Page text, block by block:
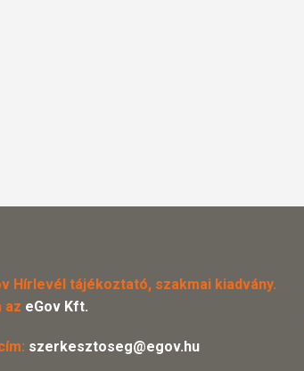
Hírlevél tájékoztató, szakmai kiadvány.
az eGov Kft.
szerkesztoseg@egov.hu